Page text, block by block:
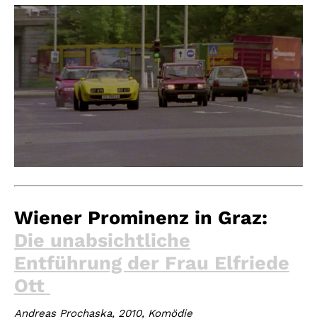
Wiener Prominenz in Graz:
Die unabsichtliche
Entführung der Frau Elfriede
Ott
Andreas Prochaska, 2010, Komödie